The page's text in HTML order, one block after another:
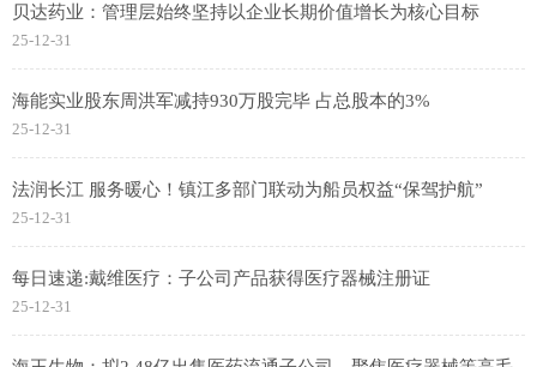
贝达药业：管理层始终坚持以企业长期价值增长为核心目标
25-12-31
海能实业股东周洪军减持930万股完毕 占总股本的3%
25-12-31
法润长江 服务暖心！镇江多部门联动为船员权益“保驾护航”
25-12-31
每日速递:戴维医疗：子公司产品获得医疗器械注册证
25-12-31